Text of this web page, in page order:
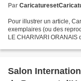
Par
Pour illustrer un article,
exemplaires (ou des
LE CHARIVARI
Salon